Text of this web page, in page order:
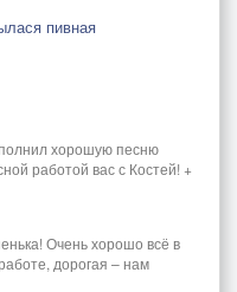
пивная
хорошую песню
работой вас с Костей! +
Очень хорошо всё в
дорогая – нам